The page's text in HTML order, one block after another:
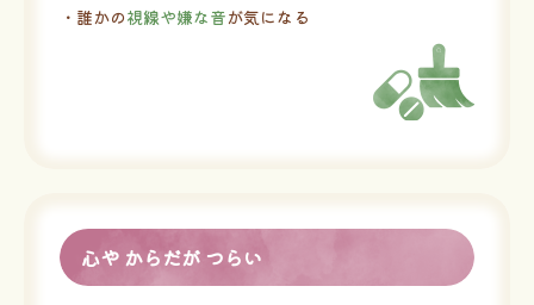
・誰かの視線や嫌な音が気になる
心や からだが つらい